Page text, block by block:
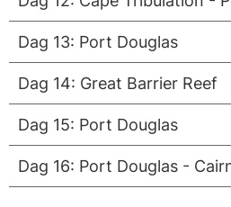
Dag 13: Port Douglas
Dag 14: Great Barrier Reef
Dag 15: Port Douglas
Dag 16: Port Douglas -